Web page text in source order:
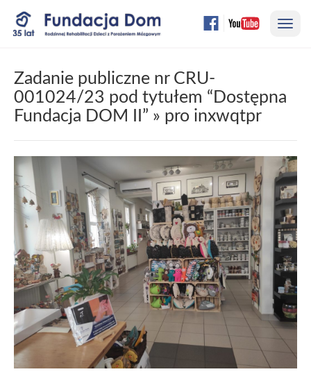
Przejdź
do
Zadanie publiczne nr CRU-
001024/23 pod tytułem “Dostępna
Fundacja DOM II” » pro inxwqtpr